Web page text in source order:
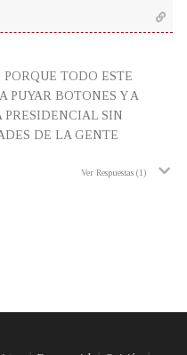
TODO ESTE
PUYAR BOTONES Y A
PRESIDENCIAL SIN
DE LA GENTE
Ver Respuestas (1)